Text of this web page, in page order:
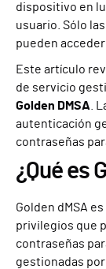
dispositivo en
usuario. Sólo
pueden acceder
Este artículo
de servicio
Golden DMSA .
autenticación
contraseñas
¿Qué es
Golden dMSA
privilegios que
contraseñas
gestionadas